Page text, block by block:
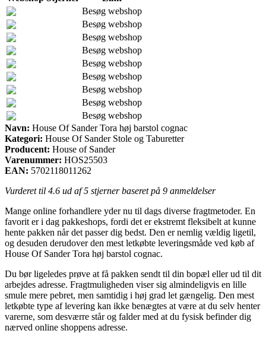
Besøg webshop
Besøg webshop
Besøg webshop
Besøg webshop
Besøg webshop
Besøg webshop
Besøg webshop
Besøg webshop
Besøg webshop
Navn: House Of Sander Tora høj barstol cognac
Kategori: House Of Sander Stole og Taburetter
Producent: House of Sander
Varenummer: HOS25503
EAN: 5702118011262
Vurderet til 4.6 ud af 5 stjerner baseret på 9 anmeldelser
Mange online forhandlere yder nu til dags diverse fragtmetoder. En
favorit er i dag pakkeshops, fordi det er ekstremt fleksibelt at kunne
hente pakken når det passer dig bedst. Den er nemlig vældig ligetil,
og desuden derudover den mest letkøbte leveringsmåde ved køb af
House Of Sander Tora høj barstol cognac.
Du bør ligeledes prøve at få pakken sendt til din bopæl eller ud til dit
arbejdes adresse. Fragtmuligheden viser sig almindeligvis en lille
smule mere pebret, men samtidig i høj grad let gængelig. Den mest
letkøbte type af levering kan ikke benægtes at være at du selv henter
varerne, som desværre står og falder med at du fysisk befinder dig
nærved online shoppens adresse.